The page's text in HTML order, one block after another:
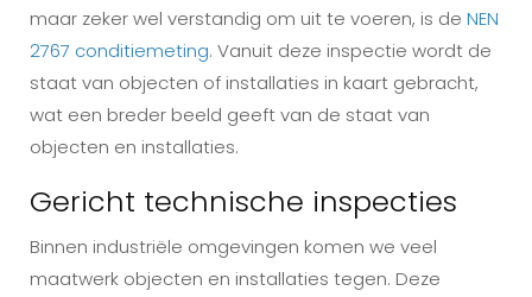
maar zeker wel verstandig om uit te voeren, is de NEN
2767 conditiemeting. Vanuit deze inspectie wordt de
staat van objecten of installaties in kaart gebracht,
wat een breder beeld geeft van de staat van
objecten en installaties.
Gericht technische inspecties
Binnen industriële omgevingen komen we veel
maatwerk objecten en installaties tegen. Deze